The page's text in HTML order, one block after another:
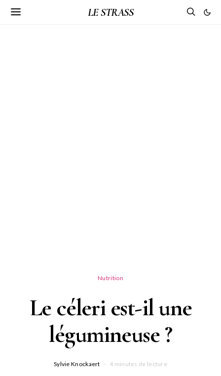
LE STRASS
Nutrition
Le céleri est-il une
légumineuse ?
Sylvie Knockaert 4 minutes de lecture